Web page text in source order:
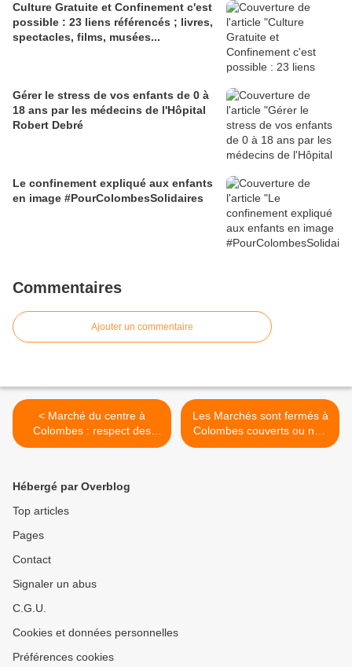
Culture Gratuite et Confinement c'est
possible : 23 liens référencés ; livres,
spectacles, films, musées...
Gérer le stress de vos enfants de 0 à
18 ans par les médecins de l'Hôpital
Robert Debré
Le confinement expliqué aux enfants
en image #PourColombesSolidaires
Commentaires
Ajouter un commentaire
< Marché du centre à
Colombes : respect des
gestes barrières
Les Marchés sont fermés à
Colombes couverts ou non
à compter de ce jour ! >
Hébergé par Overblog
Top articles
Pages
Contact
Signaler un abus
C.G.U.
Cookies et données personnelles
Préférences cookies